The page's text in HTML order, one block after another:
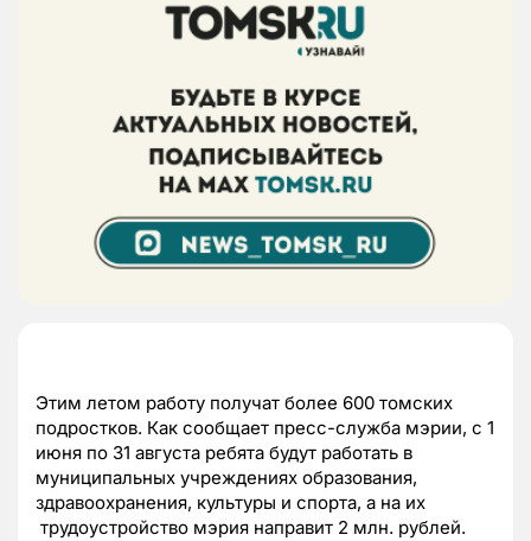
Этим летом работу получат более 600 томских
подростков. Как сообщает пресс-служба мэрии, с 1
июня по 31 августа ребята будут работать в
муниципальных учреждениях образования,
здравоохранения, культуры и спорта, а на их
трудоустройство мэрия направит 2 млн. рублей.